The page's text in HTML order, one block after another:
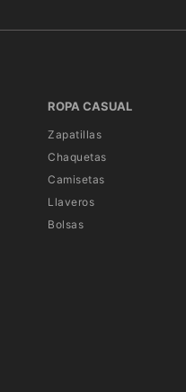
ROPA CASUAL
Zapatillas
Chaquetas
Camisetas
Llaveros
Bolsas